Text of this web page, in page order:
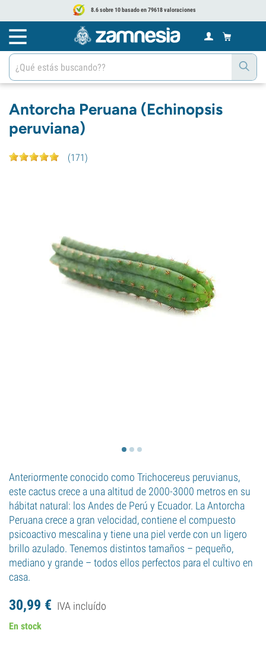
8.6 sobre 10 basado en 79618 valoraciones
Antorcha Peruana (Echinopsis
peruviana)
(171)
Anteriormente conocido como Trichocereus peruvianus,
este cactus crece a una altitud de 2000-3000 metros en su
hábitat natural: los Andes de Perú y Ecuador. La Antorcha
Peruana crece a gran velocidad, contiene el compuesto
psicoactivo mescalina y tiene una piel verde con un ligero
brillo azulado. Tenemos distintos tamaños – pequeño,
mediano y grande – todos ellos perfectos para el cultivo en
casa.
30,99 € IVA incluído
En stock